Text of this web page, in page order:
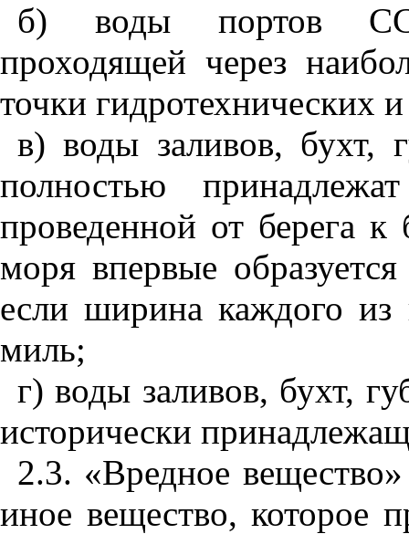
б) воды портов
проходящей через
точки гидротехнических
в) воды заливов, бухт,
полностью
проведенной от берега к
моря впервые
если ширина каждого
миль;
г) воды заливов, бухт,
исторически
2.3. «Вредное
иное вещество, которое